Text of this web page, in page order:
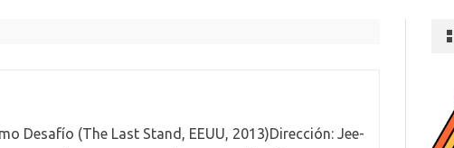
Desafío (The Last Stand, EEUU, 2013)Dirección: Jee-